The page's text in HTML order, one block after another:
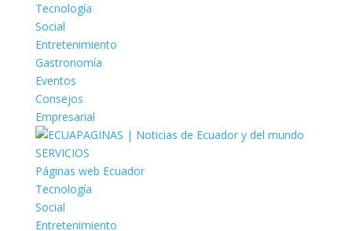
Tecnología
Social
Entretenimiento
Gastronomía
Eventos
Consejos
Empresarial
SERVICIOS
Páginas web Ecuador
Tecnología
Social
Entretenimiento